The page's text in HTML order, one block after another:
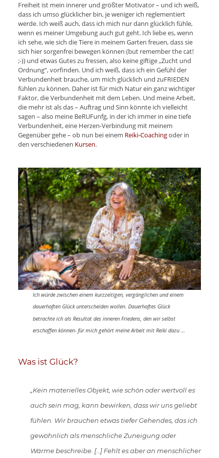
Freiheit ist mein innerer und größter Motivator – und ich weiß,
dass ich umso glücklicher bin, je weniger ich reglementiert
werde. Ich weiß auch, dass ich mich nur dann glücklich fühle,
wenn es meiner Umgebung auch gut geht. Ich liebe es, wenn
ich sehe, wie sich die Tiere in meinem Garten freuen, dass sie
sich hier sorgenfrei bewegen können (but remember the cat!
;-)) und etwas Gutes zu fressen, also keine giftige „Zucht und
Ordnung“, vorfinden. Und ich weiß, dass ich ein Gefühl der
Verbundenheit brauche, um mich glücklich und zuFRIEDEN
fühlen zu können. Daher ist für mich Natur ein ganz wichtiger
Faktor, die Verbundenheit mit dem Leben. Und meine Arbeit,
die mehr ist als das – Auftrag und Sinn könnte ich vielleicht
sagen – also meine BeRUFunfg, in der ich immer in eine tiefe
Verbundenheit, eine Herzen-Verbindung mit meinem
Gegenüber gehe – ob nun bei einem Reiki-Coachingoder in
den verschiedenen Kursen.
Ich würde zwischen einem kurzzeitigen, vergänglichen und einem
dauerhaften Glück unterscheiden wollen. Dauerhaftes Glück
betrachte ich als Resultat des inneren Friedens, den wir selbst
erschaffen können- für mich gehört meine Arbeit mit Reiki dazu …
Was ist Glück?
„Kein materielles Objekt, wie schön oder wertvoll es
auch sein mag, kann bewirken, dass wir uns geliebt
fühlen. Wir brauchen etwas tiefer Gehendes, das ich
gewöhnlich als menschliche Zuneigung oder
Wärme beschreibe. […] Fehlt es aber an menschlicher